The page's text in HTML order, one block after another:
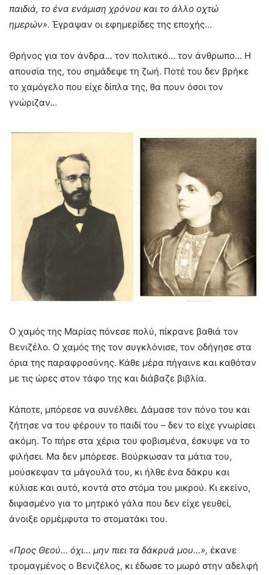
παιδιά, το ένα ενάμιση χρόνου και το άλλο οχτώ
ημερών». Έγραψαν οι εφημερίδες της εποχής…
Θρήνος για τον άνδρα… τον πολιτικό… τον άνθρωπο… Η
απουσία της, του σημάδεψε τη ζωή. Ποτέ του δεν βρήκε
το χαμόγελο που είχε δίπλα της, θα πουν όσοι τον
γνώριζαν…
Ο χαμός της Μαρίας πόνεσε πολύ, πίκρανε βαθιά τον
Βενιζέλο. Ο χαμός της τον συγκλόνισε, τον οδήγησε στα
όρια της παραφροσύνης. Κάθε μέρα πήγαινε και καθόταν
με τις ώρες στον τάφο της και διάβαζε βιβλία.
Κάποτε, μπόρεσε να συνέλθει. Δάμασε τον πόνο του και
ζήτησε να του φέρουν το παιδί του – δεν το είχε γνωρίσει
ακόμη. Το πήρε στα χέρια του φοβισμένα, έσκυψε να το
φιλήσει. Μα δεν μπόρεσε. Βούρκωσαν τα μάτια του,
μούσκεψαν τα μάγουλά του, κι ήλθε ένα δάκρυ και
κύλισε και αυτό, κοντά στο στόμα του μικρού. Κι εκείνο,
διψασμένο για το μητρικό γάλα που δεν είχε γευθεί,
άνοιξε ορμέμφυτα το στοματάκι του.
«Προς Θεού… όχι… μην πιει τα δάκρυά μου…», έκανε
τρομαγμένος ο Βενιζέλος, κι έδωσε το μωρό στην αδελφή